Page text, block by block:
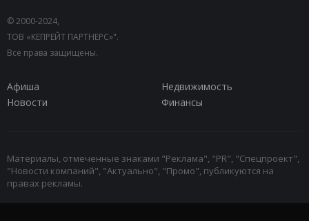
© 2000-2024,
ТОВ «КЕПРЕЙТ ПАРТНЕРС»".
Все права защищены.
Афиша
Недвижимость
Новости
Финансы
Материалы, отмеченные знаками "Реклама", "PR", "Спецпроект",
"Новости компаний", "Актуально", "Промо", публикуются на
правах рекламы.